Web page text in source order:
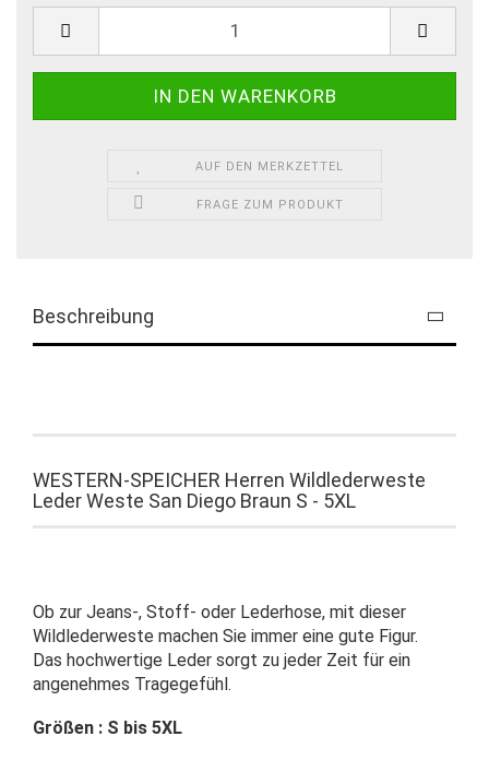
AUF DEN MERKZETTEL
FRAGE ZUM PRODUKT
Beschreibung
WESTERN-SPEICHER Herren Wildlederweste
Leder Weste San Diego Braun S - 5XL
Ob zur Jeans-, Stoff- oder Lederhose, mit dieser
Wildlederweste machen Sie immer eine gute Figur.
Das hochwertige Leder sorgt zu jeder Zeit für ein
angenehmes Tragegefühl.
Größen : S bis 5XL